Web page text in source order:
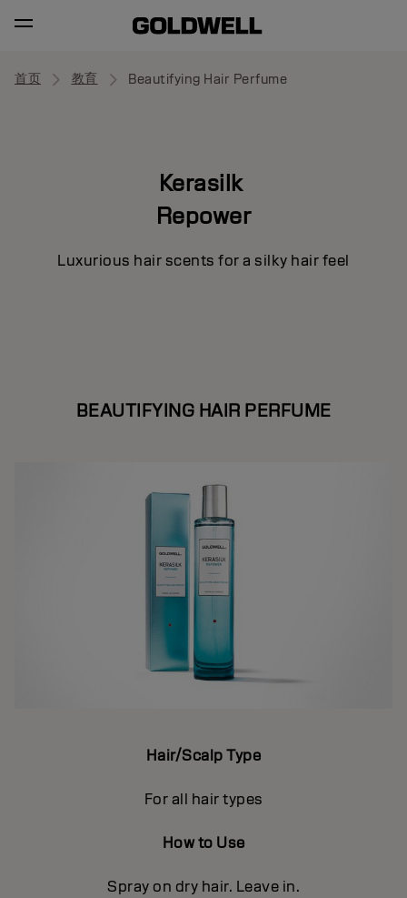
首页 教育 Beautifying Hair Perfume
Kerasilk
Repower
Luxurious hair scents for a silky hair feel
BEAUTIFYING HAIR PERFUME
Hair/Scalp Type
For all hair types
How to Use
Spray on dry hair. Leave in.